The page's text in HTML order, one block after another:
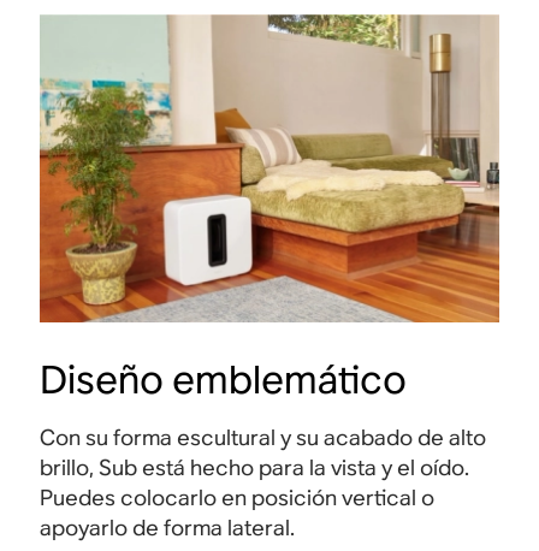
Diseño emblemático
Con su forma escultural y su acabado de alto
brillo, Sub está hecho para la vista y el oído.
Puedes colocarlo en posición vertical o
apoyarlo de forma lateral.